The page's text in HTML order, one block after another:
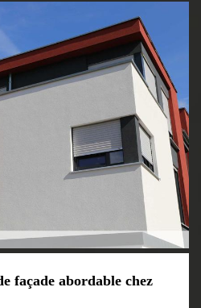
façade abordable chez